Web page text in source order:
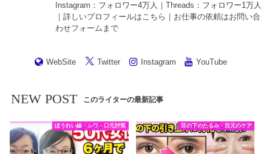
Instagram ：フォロワー4万人｜Threads ：フォロワー1万人
｜詳しいプロフィールはこちら ｜お仕事の依頼はお問い合
わせフォーム まで
WebSite Twitter Instagram YouTube
NEW POST このライターの最新記事
ほうれい線・シワ・口元対策 目の下のたるみ・目元のケア